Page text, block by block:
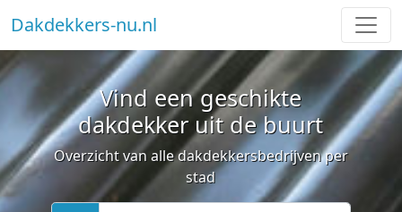
Dakdekkers-nu.nl
Vind een geschikte
dakdekker uit de buurt
Overzicht van alle dakdekkersbedrijven per
stad